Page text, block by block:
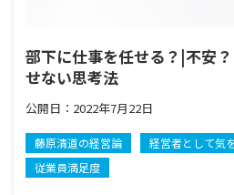
部下に仕事を任せる？|不安
せない思考法
公開日： 2022年7月22日
藤原清道の経営論
経営者として気
従業員満足度